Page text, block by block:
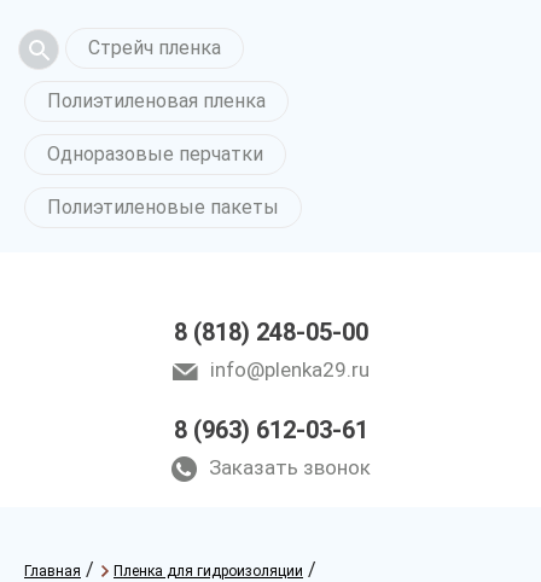
Стрейч пленка
Полиэтиленовая пленка
Одноразовые перчатки
Полиэтиленовые пакеты
8 (818) 248-05-00
info@plenka29.ru
8 (963) 612-03-61
Заказать звонок
Главная / Пленка для гидроизоляции /